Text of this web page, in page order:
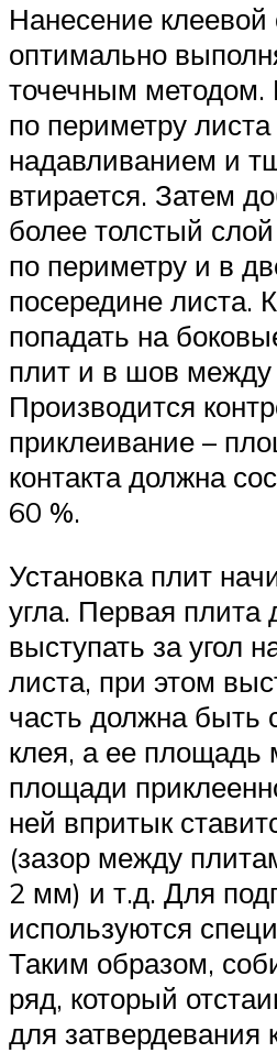
Нанесение
оптимально
точечным методом.
по периметру листа
надавливанием и
втирается. Затем
более толстый
по периметру и в
посередине листа.
попадать на
плит и в шов
Производится
приклеивание –
контакта должна
60 %.
Установка плит
угла. Первая плита
выступать за угол
листа, при этом
часть должна быть
клея, а ее
площади
ней впритык
(зазор между
2 мм) и т.д. Для
используются
Таким образом,
ряд, который
для затвердевания